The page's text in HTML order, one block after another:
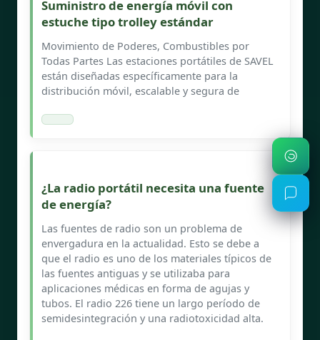
Suministro de energía móvil con
estuche tipo trolley estándar
Movimiento de Poderes, Combustibles por
Todas Partes Las estaciones portátiles de SAVEL
están diseñadas específicamente para la
distribución móvil, escalable y segura de
¿La radio portátil necesita una fuente
de energía?
Las fuentes de radio son un problema de
envergadura en la actualidad. Esto se debe a
que el radio es uno de los materiales típicos de
las fuentes antiguas y se utilizaba para
aplicaciones médicas en forma de agujas y
tubos. El radio 226 tiene un largo período de
semidesintegración y una radiotoxicidad alta.